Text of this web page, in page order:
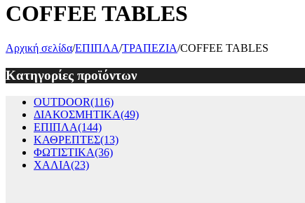
COFFEE TABLES
Αρχική σελίδα/ΕΠΙΠΛΑ/ΤΡΑΠΕΖΙΑ/COFFEE TABLES
Κατηγορίες προϊόντων
OUTDOOR(116)
ΔΙΑΚΟΣΜΗΤΙΚΑ(49)
ΕΠΙΠΛΑ(144)
ΚΑΘΡΕΠΤΕΣ(13)
ΦΩΤΙΣΤΙΚΑ(36)
ΧΑΛΙΑ(23)